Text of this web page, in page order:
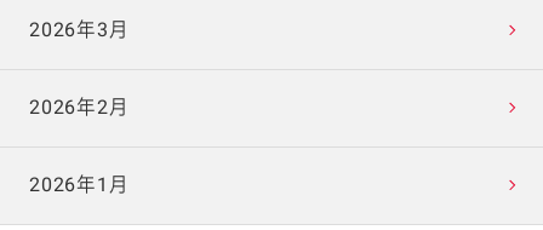
2026年3月
2026年2月
2026年1月